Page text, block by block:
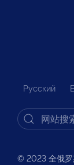
Русский
© 2023 全俄罗